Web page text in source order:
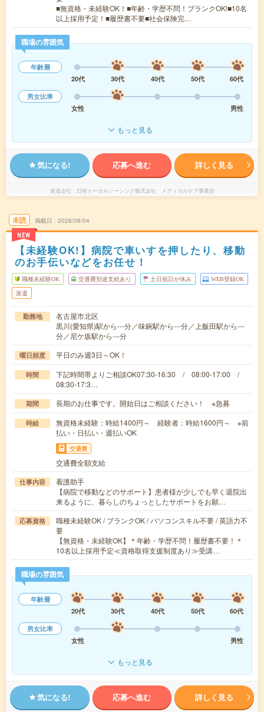
■無資格・未経験OK！■年齢・学歴不問！ブランクOK!■10名
以上採用予定！■履歴書不要■社会保険完…
職場の雰囲気
年齢層
20代
30代 40代 50代
60代
男女比率
女性
男性
もっと見る
気になる! 応募へ進む 詳しく見る
派遣会社 日研トータルソーシング株式会社 メディカルケア事業部
未読
NEW
掲載日 2026/08/04
【未経験OK!】病院で車いすを押したり、移動
のお手伝いなどをお任せ！
職種未経験OK 交通費別途支給あり 土日祝日が休み WEB登録OK
派遣
勤務地
名古屋市北区
黒川(愛知県)駅から---分／味鋺駅から---分／上飯田駅から---
分／尼ケ坂駅から---分
曜日頻度 平日のみ週3日～OK！
時間
下記時間帯よりご相談OK07:30-16:30 / 08:00-17:00 /
08:30-17:3…
期間 長期のお仕事です。開始日はご相談ください！ ※急募
時給
無資格未経験：時給1400円～ 経験者：時給1600円～ ※前
払い・日払い・週払いOK
交通費
交通費全額支給
仕事内容
看護助手
【病院で移動などのサポート】患者様が少しでも早く退院出
来るように、暮らしのちょっとしたサポートをお願…
応募資格
職種未経験OK / ブランクOK / パソコンスキル不要 / 英語力不
要
【無資格・未経験OK】＊年齢・学歴不問！履歴書不要！＊
10名以上採用予定≪資格取得支援制度あり≫受講…
職場の雰囲気
年齢層
20代
30代 40代 50代
60代
男女比率
女性
男性
もっと見る
気になる! 応募へ進む 詳しく見る